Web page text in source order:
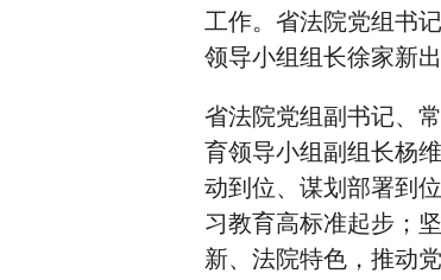
工作。省法院党组书
领导小组组长徐家新出
省法院党组副书记、
育领导小组副组长杨
动到位、谋划部署到
习教育高标准起步；
新、法院特色，推动